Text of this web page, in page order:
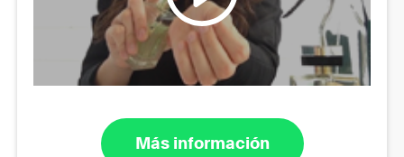
Más información